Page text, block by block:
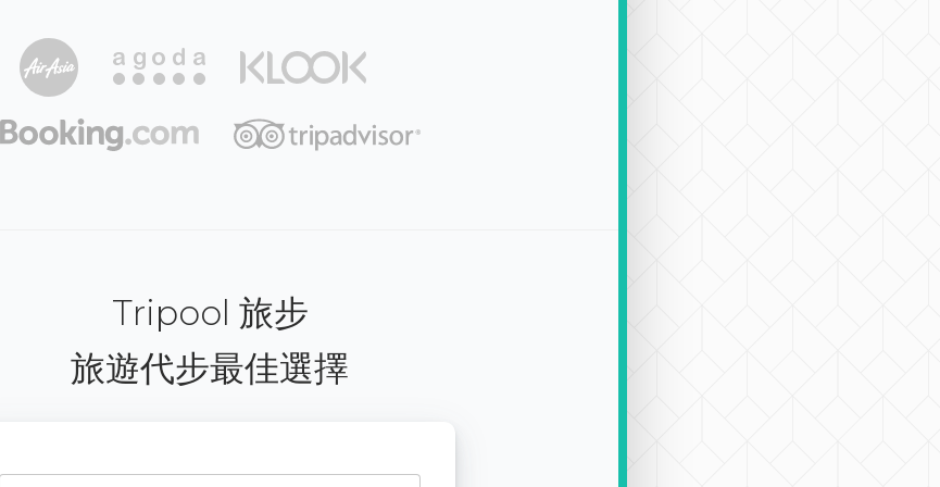
Tripool 旅步
旅遊代步最佳選擇